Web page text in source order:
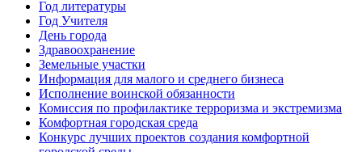
Год литературы
Год Учителя
День города
Здравоохранение
Земельные участки
Информация для малого и среднего бизнеса
Исполнение воинской обязанности
Комиссия по профилактике терроризма и экстремизма
Комфортная городская среда
Конкурс лучших проектов создания комфортной